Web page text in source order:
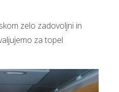
zelo zadovoljni in
za topel